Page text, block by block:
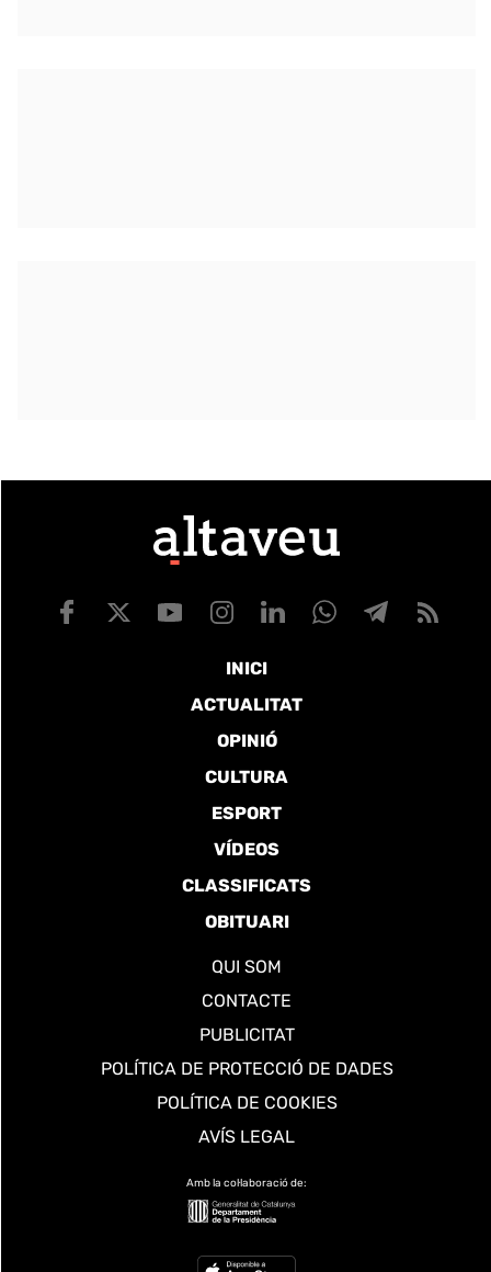
INICI
ACTUALITAT
OPINIÓ
CULTURA
ESPORT
VÍDEOS
CLASSIFICATS
OBITUARI
QUI SOM
CONTACTE
PUBLICITAT
POLÍTICA DE PROTECCIÓ DE DADES
POLÍTICA DE COOKIES
AVÍS LEGAL
Amb la col·laboració de: